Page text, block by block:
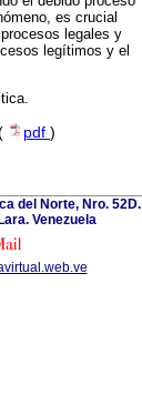
es crucial
legales y
legítimos y el
pdf )
del Norte, Nro. 52D.
Venezuela